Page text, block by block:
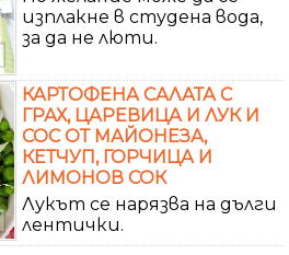
изплакне в студена вода,
за да не люти.
КАРТОФЕНА САЛАТА С
ГРАХ, ЦАРЕВИЦА И ЛУК И
СОС ОТ МАЙОНЕЗА,
КЕТЧУП, ГОРЧИЦА И
ЛИМОНОВ СОК
Лукът се нарязва на дълги
лентички.